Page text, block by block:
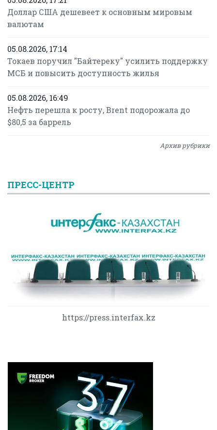
Доллар США дешевеет к основным мировым
валютам
05.08.2026, 17:14
Токаев поручил "Байтереку" усилить поддержку
МСБ и повысить доступность жилья
05.08.2026, 16:49
Нефть перешла к росту, Brent подорожала до
$80,5 за баррель
Архив рубрики
ПРЕСС-ЦЕНТР
https://press.interfax.kz